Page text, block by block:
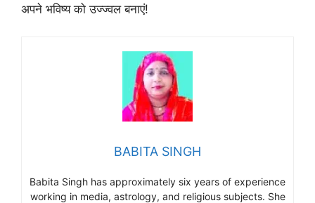
अपने भविष्य को उज्ज्वल बनाएं!
BABITA SINGH
Babita Singh has approximately six years of experience
working in media, astrology, and religious subjects. She